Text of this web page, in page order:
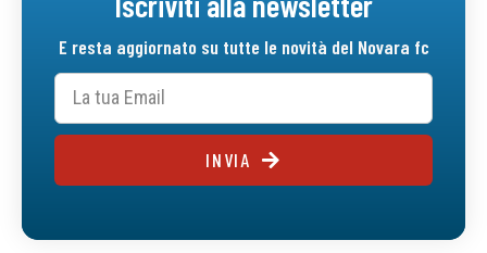
E resta aggiornato su tutte le novità del Novara fc
INVIA